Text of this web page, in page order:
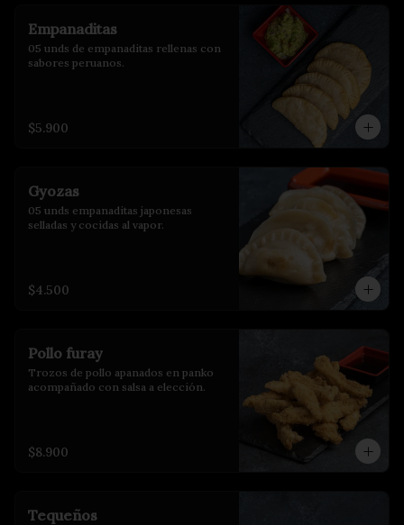
Empanaditas
05 unds de empanaditas rellenas con
sabores peruanos.
$5.900
Gyozas
05 unds empanaditas japonesas
selladas y cocidas al vapor.
$4.500
Pollo furay
Trozos de pollo apanados en panko
acompañado con salsa a elección.
$8.900
Tequeños